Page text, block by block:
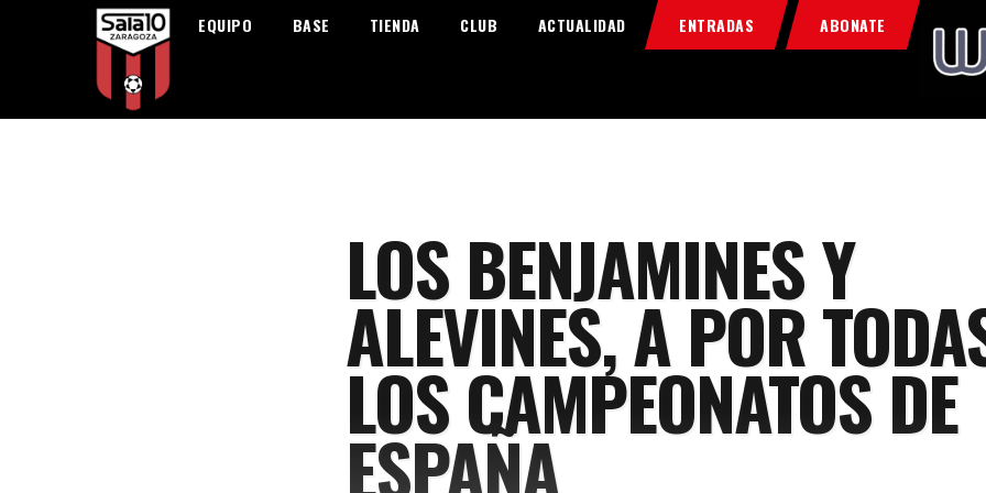
EQUIPO BASE TIENDA CLUB ACTUALIDAD ENTRADAS ABONATE
Home
Food & Drink
LOS BENJAMINES Y
ALEVINES, A POR
LOS CAMPEONATOS DE
ESPAÑA